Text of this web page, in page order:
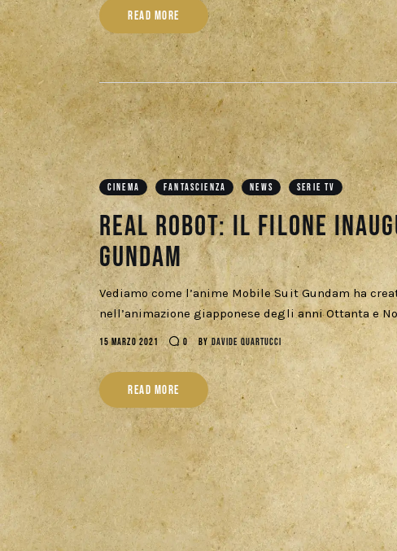
READ MORE
CINEMA FANTASCIENZA NEWS SERIE TV
Real robot: il filone
Gundam
Vediamo come l’anime Mobile Suit Gundam ha
nell’animazione giapponese degli anni Ottanta e
15 MARZO 2021 0 BY DAVIDE QUARTUCCI
READ MORE